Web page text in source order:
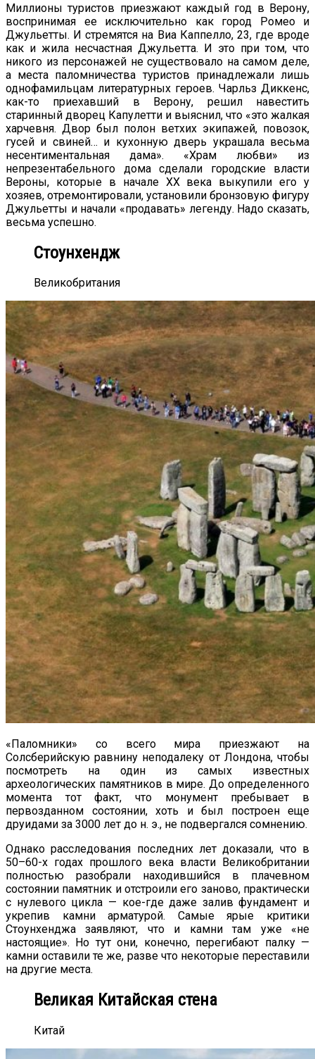
Миллионы туристов приезжают каждый год в Верону,
воспринимая ее исключительно как город Ромео и
Джульетты. И стремятся на Виа Каппелло, 23, где вроде
как и жила несчастная Джульетта. И это при том, что
никого из персонажей не существовало на самом деле,
а места паломничества туристов принадлежали лишь
однофамильцам литературных героев. Чарльз Диккенс,
как-то приехавший в Верону, решил навестить
старинный дворец Капулетти и выяснил, что «это жалкая
харчевня. Двор был полон ветхих экипажей, повозок,
гусей и свиней… и кухонную дверь украшала весьма
несентиментальная дама». «Храм любви» из
непрезентабельного дома сделали городские власти
Вероны, которые в начале ХХ века выкупили его у
хозяев, отремонтировали, установили бронзовую фигуру
Джульетты и начали «продавать» легенду. Надо сказать,
весьма успешно.
Стоунхендж
Великобритания
«Паломники» со всего мира приезжают на
Солсберийскую равнину неподалеку от Лондона, чтобы
посмотреть на один из самых известных
археологических памятников в мире. До определенного
момента тот факт, что монумент пребывает в
первозданном состоянии, хоть и был построен еще
друидами за 3000 лет до н. э., не подвергался сомнению.
Однако расследования последних лет доказали, что в
50–60-х годах прошлого века власти Великобритании
полностью разобрали находившийся в плачевном
состоянии памятник и отстроили его заново, практически
с нулевого цикла — кое-где даже залив фундамент и
укрепив камни арматурой. Самые ярые критики
Стоунхенджа заявляют, что и камни там уже «не
настоящие». Но тут они, конечно, перегибают палку —
камни оставили те же, разве что некоторые переставили
на другие места.
Великая Китайская стена
Китай